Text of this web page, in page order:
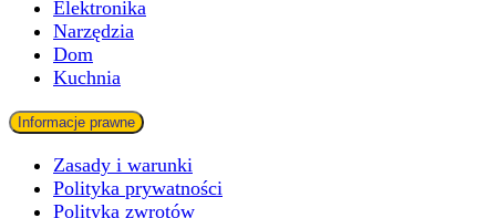
Elektronika
Narzędzia
Dom
Kuchnia
Informacje prawne
Zasady i warunki
Polityka prywatności
Polityka zwrotów